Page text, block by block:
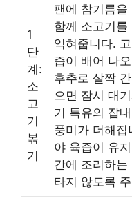
1
단
계:
소
고
기
볶
기
팬에 참기름
함께 소고기
익혀줍니다.
즙이 배어 나
후추로 살짝
으면 잠시 대
기 특유의 잡
풍미가 더해집
야 육즙이 유
간에 조리하는
타지 않도록